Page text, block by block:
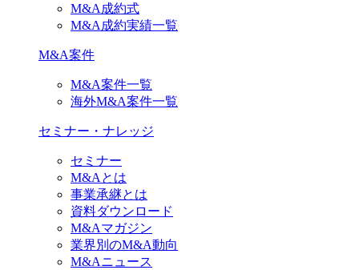
M&A成約式
M&A成約実績一覧
M&A案件
M&A案件一覧
海外M&A案件一覧
セミナー・ナレッジ
セミナー
M&Aとは
事業承継とは
資料ダウンロード
M&Aマガジン
業界別のM&A動向
M&Aニュース